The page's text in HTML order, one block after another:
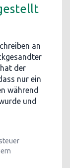
an
der
nur ein
während
und